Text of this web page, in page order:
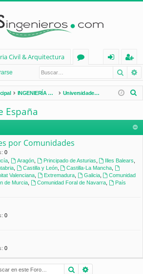
Civil & Arquitectura
os
nt
ifi
eg
ist
ra
INGENIERÍA CIVIL (España) Universidades de España
a
España
por Comunidades
: 0
, Aragón, Principado de Asturias Illes Balears
, Castilla y León, Castilla-La Mancha
Valenciana, Extremadura, Galicia,
Comunidad
de Murcia, Comunidad Foral de Navarra,
País
: 0
: 0
Buscar